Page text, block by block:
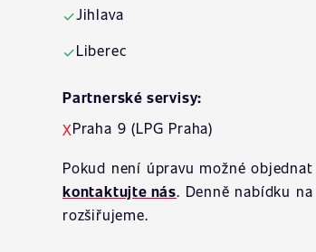
✓Jihlava
✓Liberec
Partnerské servisy:
XPraha 9 (LPG Praha)
Pokud není úpravu možné
kontaktujte nás. Denně nabídku
rozšiřujeme.